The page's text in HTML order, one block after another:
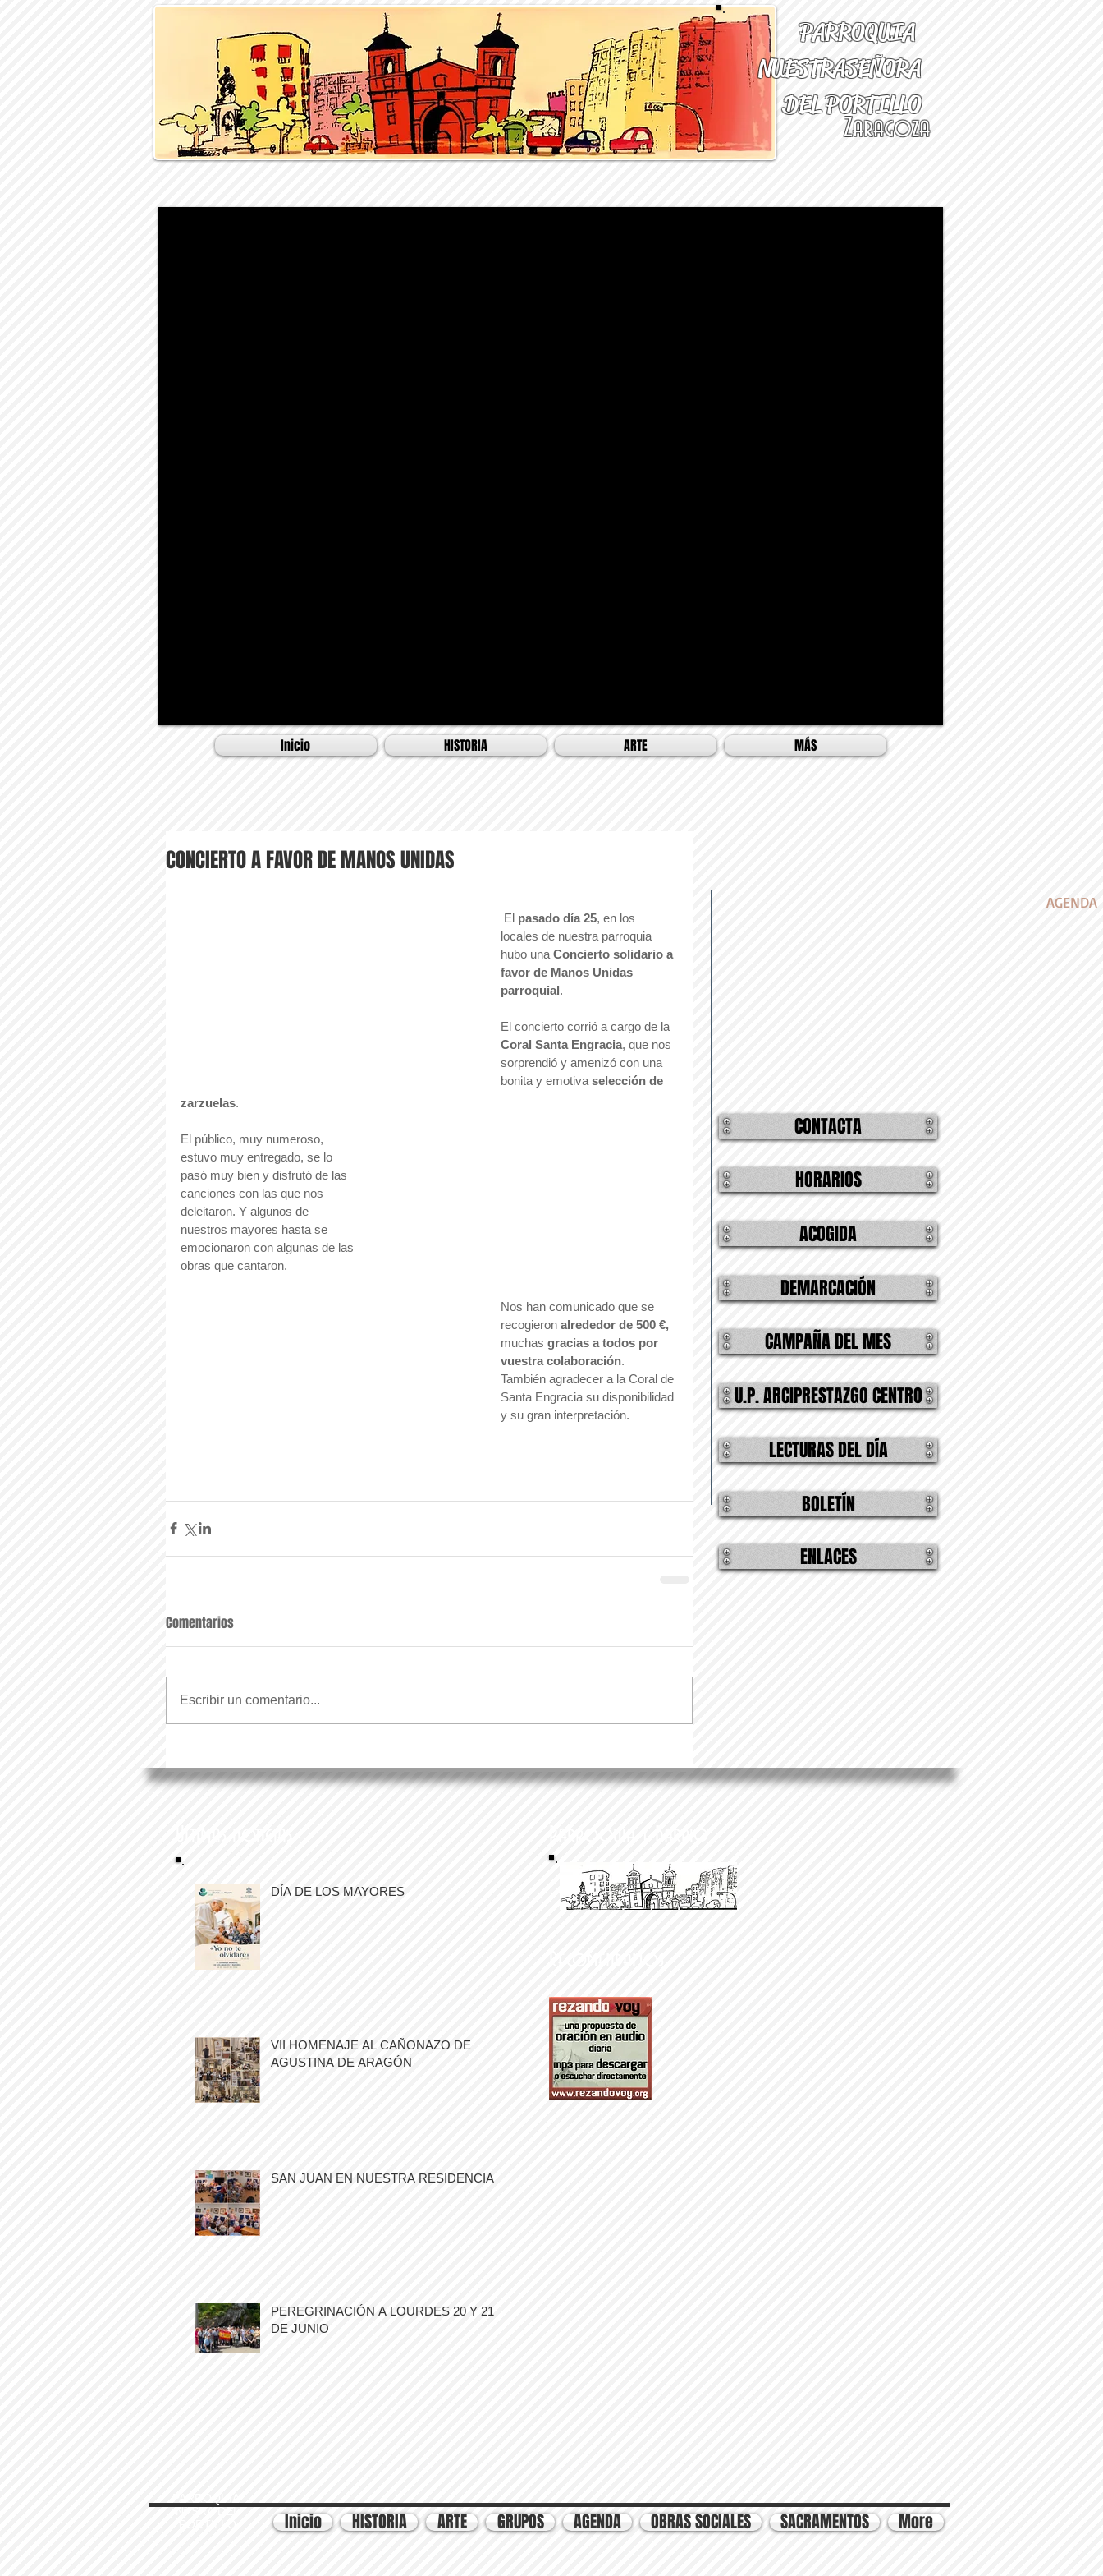
PARROQUIA
NUESTRASEÑORA
DEL PORTILLO
Zaragoza
Inicio HISTORIA ARTE MÁS
CONCIERTO A FAVOR DE MANOS UNIDAS
El pasado día 25, en los
locales de nuestra parroquia
hubo una Concierto solidario a
favor de Manos Unidas
parroquial.
El concierto corrió a cargo de la
Coral Santa Engracia, que nos
sorprendió y amenizó con una
bonita y emotiva selección de
zarzuelas.
El público, muy numeroso,
estuvo muy entregado, se lo
pasó muy bien y disfrutó de las
canciones con las que nos
deleitaron. Y algunos de
nuestros mayores hasta se
emocionaron con algunas de las
obras que cantaron.
Nos han comunicado que se
recogieron alrededor de 500 €,
muchas gracias a todos por
vuestra colaboración.
También agradecer a la Coral de
Santa Engracia su disponibilidad
y su gran interpretación.
Comentarios
Escribir un comentario...
ACOGIDA
CAMPAÑA DEL MES
U.P. ARCIPRESTAZGO CENTRO
ENLACES
BOLETÍN
CONTACTA
HORARIOS
DEMARCACIÓN
LECTURAS DEL DÍA
AGENDA
DÍA DE LOS MAYORES
VII HOMENAJE AL CAÑONAZO DE
AGUSTINA DE ARAGÓN
SAN JUAN EN NUESTRA RESIDENCIA
PEREGRINACIÓN A LOURDES 20 Y 21
DE JUNIO
Nª SRA DEL
Inicio HISTORIA ARTE GRUPOS AGENDA OBRAS SOCIALES SACRAMENTOS More